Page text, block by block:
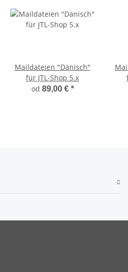
Maildateien "Dänisch"
für JTL-Shop 5.x
od 89,00 € *